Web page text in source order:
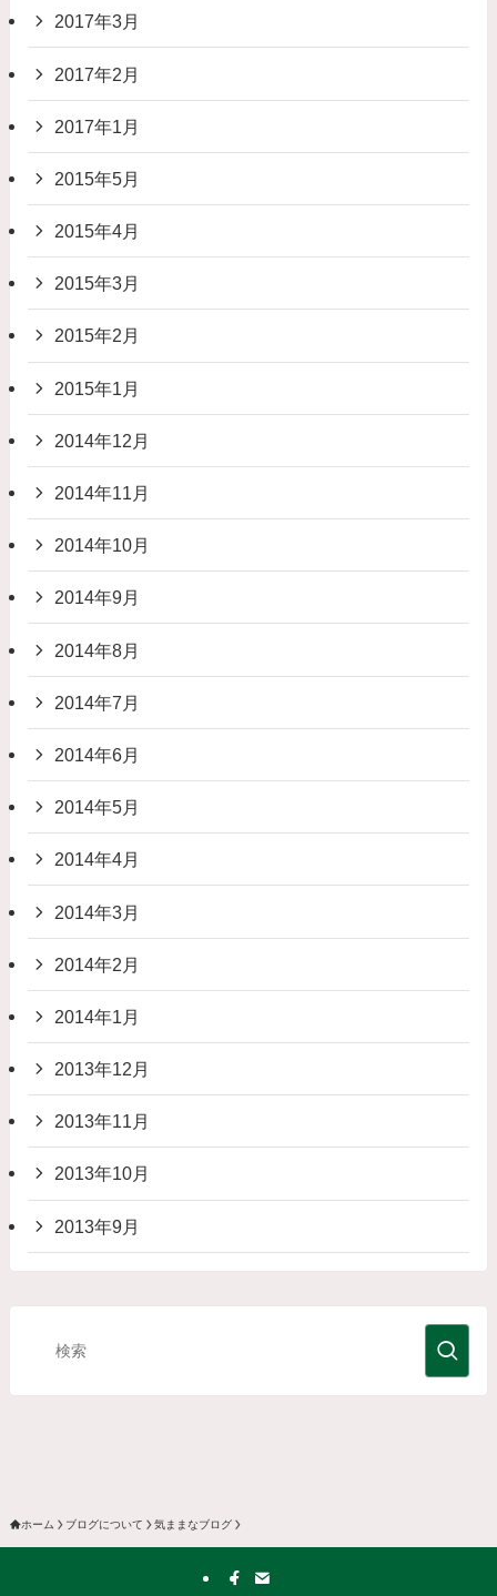
2017年3月
2017年2月
2017年1月
2015年5月
2015年4月
2015年3月
2015年2月
2015年1月
2014年12月
2014年11月
2014年10月
2014年9月
2014年8月
2014年7月
2014年6月
2014年5月
2014年4月
2014年3月
2014年2月
2014年1月
2013年12月
2013年11月
2013年10月
2013年9月
ホーム ブログについて 気ままなブログ